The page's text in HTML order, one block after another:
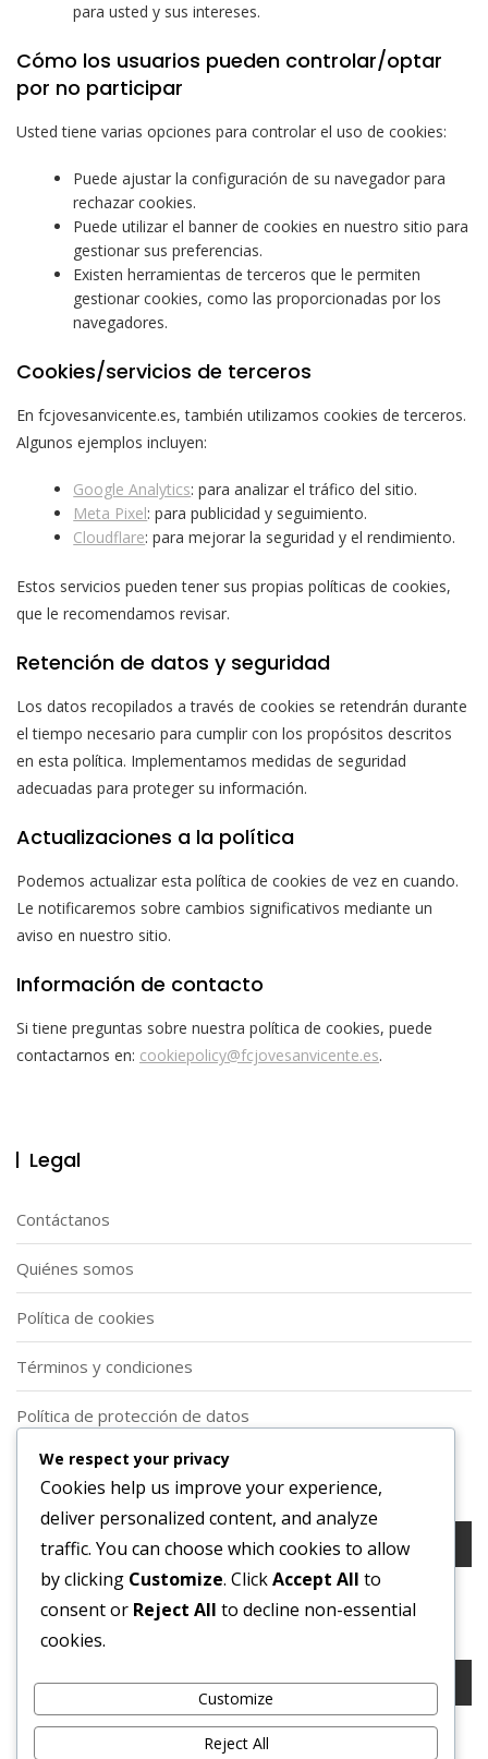
para usted y sus intereses.
Cómo los usuarios pueden controlar/optar
por no participar
Usted tiene varias opciones para controlar el uso de cookies:
Puede ajustar la configuración de su navegador para
rechazar cookies.
Puede utilizar el banner de cookies en nuestro sitio para
gestionar sus preferencias.
Existen herramientas de terceros que le permiten
gestionar cookies, como las proporcionadas por los
navegadores.
Cookies/servicios de terceros
En fcjovesanvicente.es, también utilizamos cookies de terceros.
Algunos ejemplos incluyen:
Google Analytics: para analizar el tráfico del sitio.
Meta Pixel: para publicidad y seguimiento.
Cloudflare: para mejorar la seguridad y el rendimiento.
Estos servicios pueden tener sus propias políticas de cookies,
que le recomendamos revisar.
Retención de datos y seguridad
Los datos recopilados a través de cookies se retendrán durante
el tiempo necesario para cumplir con los propósitos descritos
en esta política. Implementamos medidas de seguridad
adecuadas para proteger su información.
Actualizaciones a la política
Podemos actualizar esta política de cookies de vez en cuando.
Le notificaremos sobre cambios significativos mediante un
aviso en nuestro sitio.
Información de contacto
Si tiene preguntas sobre nuestra política de cookies, puede
contactarnos en: cookiepolicy@fcjovesanvicente.es.
Legal
Contáctanos
Quiénes somos
Política de cookies
Términos y condiciones
Política de protección de datos
Buscar
for:
Buscar
We respect your privacy
Cookies help us improve your experience,
deliver personalized content, and analyze
traffic. You can choose which cookies to allow
by clicking Customize. ClickAccept All to
consent or Reject All to decline non-essential
cookies.
Customize
Reject All